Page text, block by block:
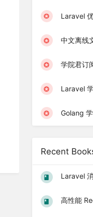
Laravel
中文离线
学院君订
Laravel
Golang
Recent
Laravel
高性能